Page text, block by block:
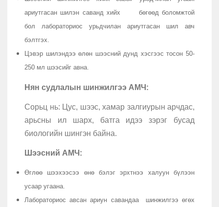
ариутгасан шилэн саванд хийх бөгөөд боломжтой
бол лабораториос урьдчилан ариутгасан шил авч
бэлтгэх.
Цэвэр шилэндээ өлөн шээсний дунд хэсгээс тосон 50-
250 мл шээсийг авна.
Нян судлалын шинжилгээ АМЧ:
Сорьц нь: Цус, шээс, хамар залгиурын арчдас,
арьсны ил шарх, батга идээ зэрэг бусад
биологийн шингэн байна.
Шээсний АМЧ:
Өглөө шээхээсээ өнө бэлэг эрхтнээ халуун бүлээн
усаар угаана.
Лабораториос авсан ариун савандаа шинжилгээ өгөх